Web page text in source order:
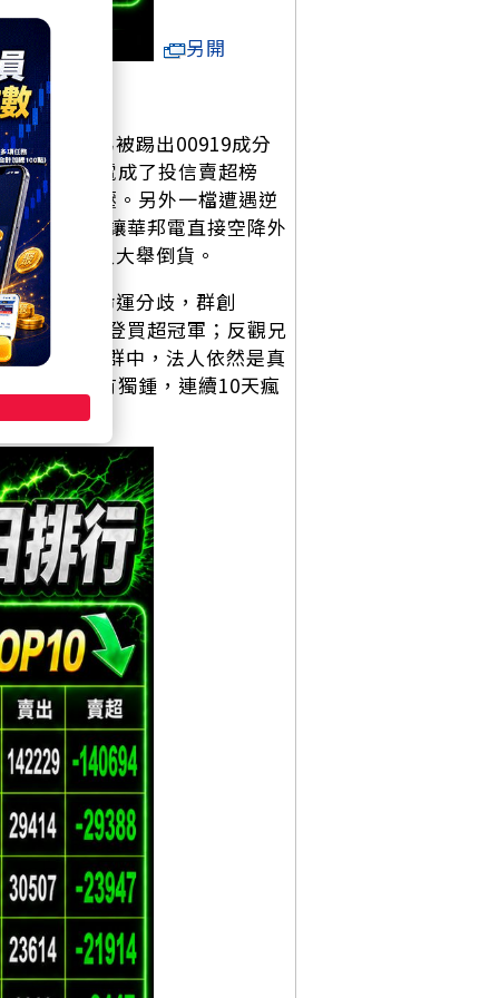
另開
了，因為被踢出00919成分
直接讓聯電成了投信賣超榜
的沉重賣壓。另外一檔遭遇逆
近5萬張，讓華邦電直接空降外
，遭到法人大舉倒貨。
板雙虎的命運分歧，群創
8萬張，榮登買超冠軍；反觀兄
伺服器族群中，法人依然是真
情有獨鍾，連續10天瘋